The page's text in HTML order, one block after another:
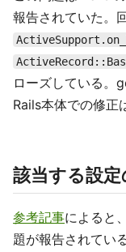
報告されていた。
ローズしている。
Rails本体での修正
該当する設定
参考記事によると
題が報告されてい